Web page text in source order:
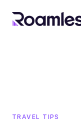
TRAVEL TIPS